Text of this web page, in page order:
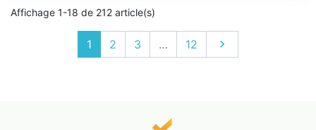
Affichage 1-18 de 212 article(s)
1 2 3 … 12 Suivant
